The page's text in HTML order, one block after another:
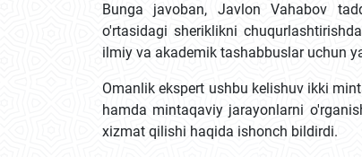
Bunga javoban, Javlon Vahabov
o'rtasidagi sheriklikni
ilmiy va akademik tashabbuslar uchun
Omanlik ekspert ushbu kelishuv ikki
hamda mintaqaviy jarayonlarni
xizmat qilishi haqida ishonch bildirdi.